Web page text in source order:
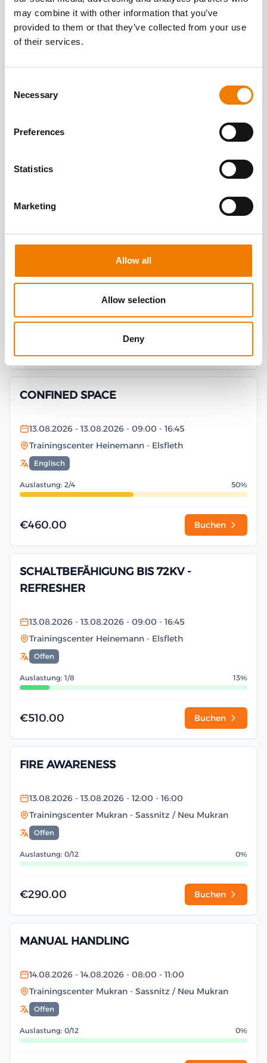
may combine it with other information that you’ve
provided to them or that they’ve collected from your use
of their services.
Selection
Necessary
Preferences
Statistics
Marketing
Allow all
Allow selection
Deny
MANUAL HANDLING
Trainingscenter Mukran
- Sassnitz / Neu Mukran
Auslastung: 0/12 0%
€150.00 Buchen
Deutsch
CONFINED SPACE
13.08.2026 - 13.08.2026 - 09:00 - 16:45
Trainingscenter Heinemann - Elsfleth
Englisch
Auslastung: 2/4 50%
€460.00 Buchen
SCHALTBEFÄHIGUNG BIS 72KV -
REFRESHER
13.08.2026 - 13.08.2026 - 09:00 - 16:45
Trainingscenter Heinemann - Elsfleth
Offen
Auslastung: 1/8 13%
€510.00 Buchen
FIRE AWARENESS
13.08.2026 - 13.08.2026 - 12:00 - 16:00
Trainingscenter Mukran - Sassnitz / Neu Mukran
Offen
Auslastung: 0/12 0%
€290.00 Buchen
MANUAL HANDLING
14.08.2026 - 14.08.2026 - 08:00 - 11:00
Trainingscenter Mukran - Sassnitz / Neu Mukran
Offen
Auslastung: 0/12 0%